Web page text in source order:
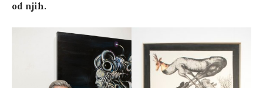
od njih.